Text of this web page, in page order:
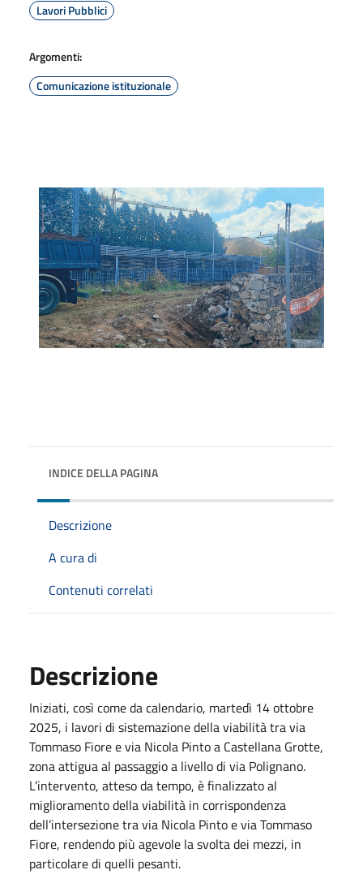
Lavori Pubblici
Argomenti:
Comunicazione istituzionale
INDICE DELLA PAGINA
Descrizione
A cura di
Contenuti correlati
Descrizione
Iniziati, così come da calendario, martedì 14 ottobre
2025, i lavori di sistemazione della viabilità tra via
Tommaso Fiore e via Nicola Pinto a Castellana Grotte,
zona attigua al passaggio a livello di via Polignano.
L’intervento, atteso da tempo, è finalizzato al
miglioramento della viabilità in corrispondenza
dell’intersezione tra via Nicola Pinto e via Tommaso
Fiore, rendendo più agevole la svolta dei mezzi, in
particolare di quelli pesanti.